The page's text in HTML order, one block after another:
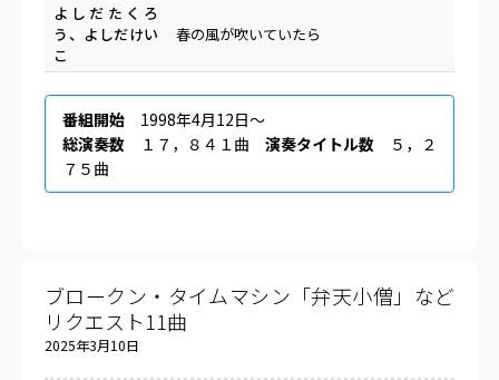
よしだたくろ
う、よしだけい
こ
春の風が吹いていたら
番組開始 1998年4月12日〜
総演奏数 １７，８４１曲 演奏タイトル数 ５，２
７５曲
ブロークン・タイムマシン「弁天小僧」など
リクエスト11曲
2025年3月10日